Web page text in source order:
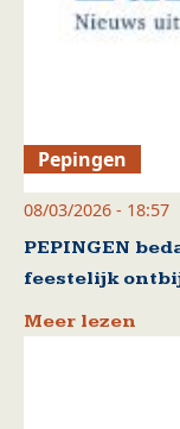
Pepingen
08/03/2026 - 18:57
PEPINGEN
feestelijk
Meer lezen